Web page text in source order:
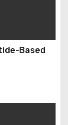
Based